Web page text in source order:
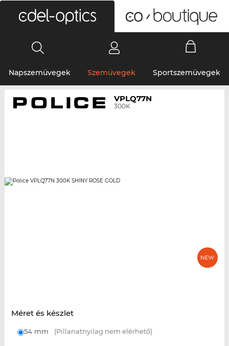
Napszemüvegek Szemüvegek Sportszemüvegek
VPLQ77N
300K
Méret és készlet
54 mm (Pillanatnyilag nem elérhető)